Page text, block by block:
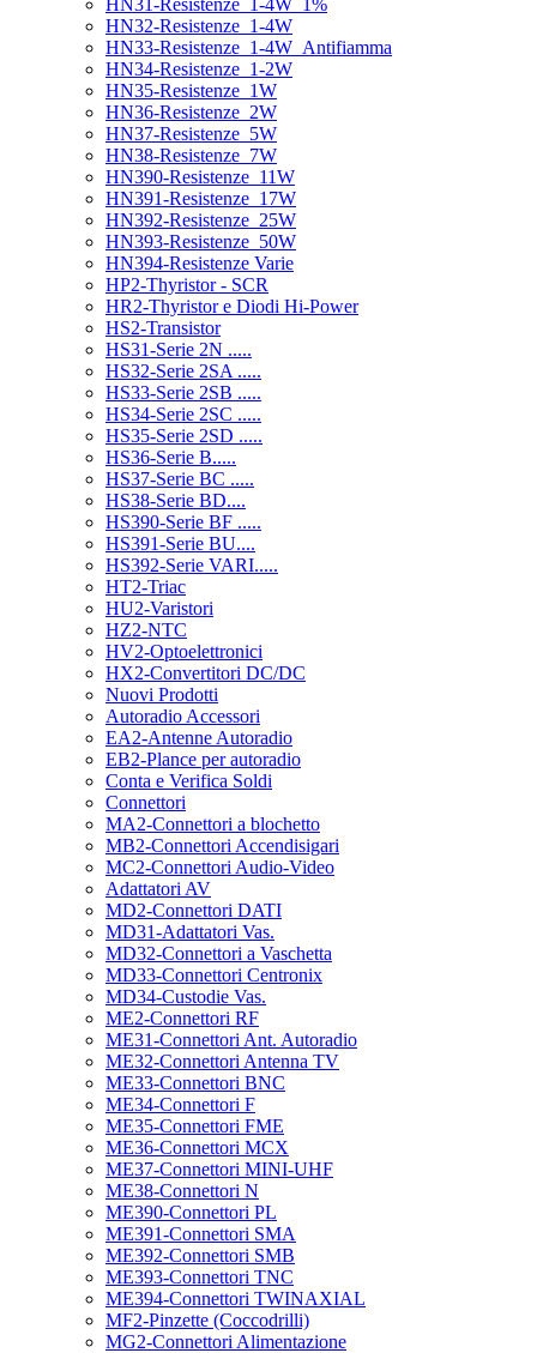
HN31-Resistenze_1-4W_1%
HN32-Resistenze_1-4W
HN33-Resistenze_1-4W_Antifiamma
HN34-Resistenze_1-2W
HN35-Resistenze_1W
HN36-Resistenze_2W
HN37-Resistenze_5W
HN38-Resistenze_7W
HN390-Resistenze_11W
HN391-Resistenze_17W
HN392-Resistenze_25W
HN393-Resistenze_50W
HN394-Resistenze Varie
HP2-Thyristor - SCR
HR2-Thyristor e Diodi Hi-Power
HS2-Transistor
HS31-Serie 2N .....
HS32-Serie 2SA .....
HS33-Serie 2SB .....
HS34-Serie 2SC .....
HS35-Serie 2SD .....
HS36-Serie B.....
HS37-Serie BC .....
HS38-Serie BD....
HS390-Serie BF .....
HS391-Serie BU....
HS392-Serie VARI.....
HT2-Triac
HU2-Varistori
HZ2-NTC
HV2-Optoelettronici
HX2-Convertitori DC/DC
Nuovi Prodotti
Autoradio Accessori
EA2-Antenne Autoradio
EB2-Plance per autoradio
Conta e Verifica Soldi
Connettori
MA2-Connettori a blochetto
MB2-Connettori Accendisigari
MC2-Connettori Audio-Video
Adattatori AV
MD2-Connettori DATI
MD31-Adattatori Vas.
MD32-Connettori a Vaschetta
MD33-Connettori Centronix
MD34-Custodie Vas.
ME2-Connettori RF
ME31-Connettori Ant. Autoradio
ME32-Connettori Antenna TV
ME33-Connettori BNC
ME34-Connettori F
ME35-Connettori FME
ME36-Connettori MCX
ME37-Connettori MINI-UHF
ME38-Connettori N
ME390-Connettori PL
ME391-Connettori SMA
ME392-Connettori SMB
ME393-Connettori TNC
ME394-Connettori TWINAXIAL
MF2-Pinzette (Coccodrilli)
MG2-Connettori Alimentazione